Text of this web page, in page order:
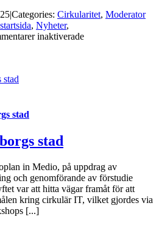
|Categories: Cirkularitet, Moderator
, Nyheter,
inaktiveradeför
stad
stad
in Medio, på uppdrag av
och genomförande av förstudie
var att hitta vägar framåt för att
kring cirkulär IT, vilket gjordes via
[...]